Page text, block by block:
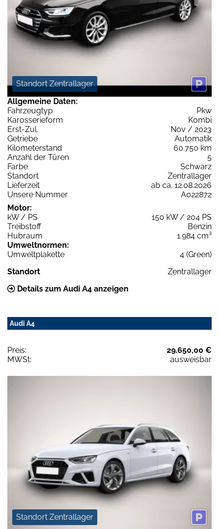
Standort Zentrallager
Allgemeine Daten:
Fahrzeugtyp
Pkw
Karosserieform
Kombi
Erst-Zul.
Nov / 2023
Getriebe
Automatik
Kilometerstand
60.750 km
Anzahl der Türen
5
Farbe
Schwarz
Standort
Zentrallager
Lieferzeit
ab ca. 12.08.2026
Unsere Nummer
A022872
Motor:
kW / PS
150 kW / 204 PS
Treibstoff
Benzin
Hubraum
1.984 cm³
Umweltnormen:
Umweltplakette
4 (Green)
Standort
Zentrallager
Details zum Audi A4 anzeigen
Audi A4
Preis:
29.650,00 €
MWSt:
ausweisbar
Standort Zentrallager